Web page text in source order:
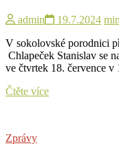
admin 19.7.2024
V sokolovské porodnici
Chlapeček Stanislav se
ve čtvrtek 18. července
Čtěte víceV
Zprávy